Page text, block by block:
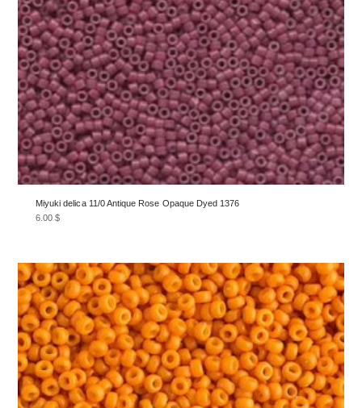
Miyuki delica 11/0 Antique Rose Opaque Dyed 1376
6.00$